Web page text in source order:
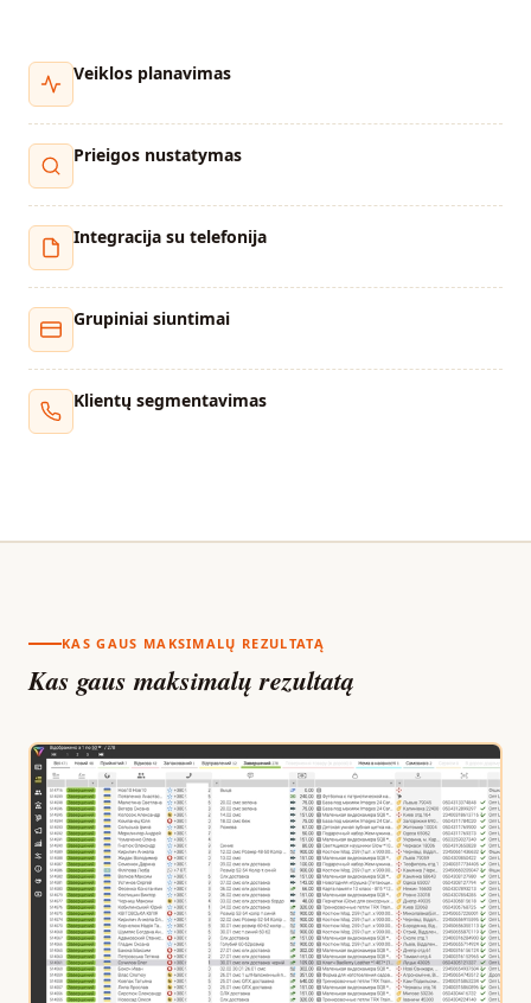
Veiklos planavimas
Prieigos nustatymas
Integracija su telefonija
Grupiniai siuntimai
Klientų segmentavimas
KAS GAUS MAKSIMALŲ REZULTATĄ
Kas gaus maksimalų rezultatą